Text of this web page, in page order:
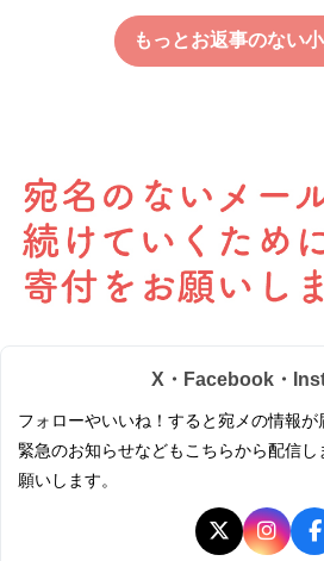
もっとお返事のない
X・Facebook・
フォローやいいね！すると宛メの情報が
緊急のお知らせなどもこちらから配信
願いします。